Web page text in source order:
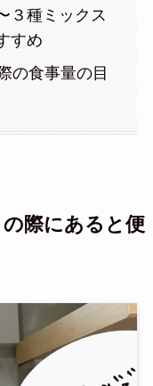
３種ミックス
すめ
の食事量の目
際にあると便